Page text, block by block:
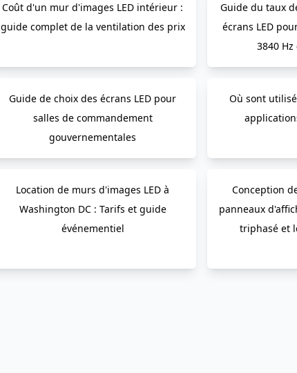
Coût d'un mur d'images LED intérieur :
guide complet de la ventilation des prix
Guide du taux
écrans LED
3840
Guide de choix des écrans LED pour
salles de commandement
gouvernementales
Où sont
Location de murs d'images LED à
Washington DC : Tarifs et guide
événementiel
Conception
panneaux
triphasé et